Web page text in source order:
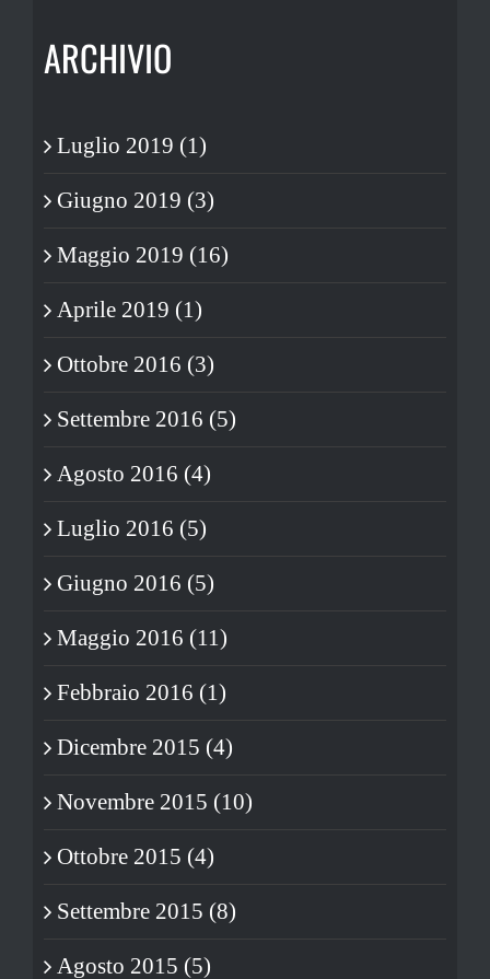
ARCHIVIO
Luglio 2019 (1)
Giugno 2019 (3)
Maggio 2019 (16)
Aprile 2019 (1)
Ottobre 2016 (3)
Settembre 2016 (5)
Agosto 2016 (4)
Luglio 2016 (5)
Giugno 2016 (5)
Maggio 2016 (11)
Febbraio 2016 (1)
Dicembre 2015 (4)
Novembre 2015 (10)
Ottobre 2015 (4)
Settembre 2015 (8)
Agosto 2015 (5)